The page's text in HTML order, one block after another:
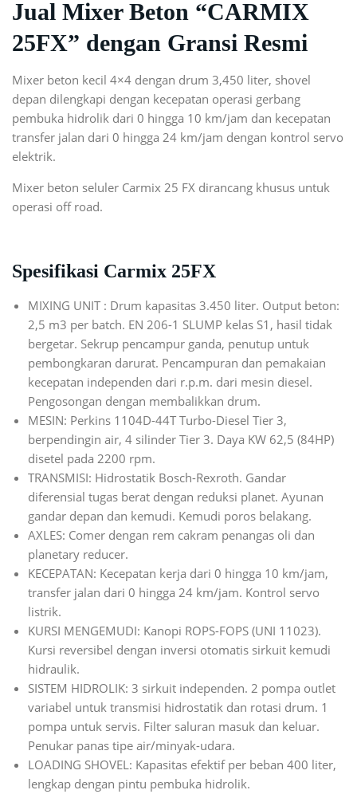
Jual Mixer Beton “CARMIX
25FX” dengan Gransi Resmi
Mixer beton kecil 4×4 dengan drum 3,450 liter, shovel
depan dilengkapi dengan kecepatan operasi gerbang
pembuka hidrolik dari 0 hingga 10 km/jam dan kecepatan
transfer jalan dari 0 hingga 24 km/jam dengan kontrol servo
elektrik.
Mixer beton seluler Carmix 25 FX dirancang khusus untuk
operasi off road.
Spesifikasi Carmix 25FX
MIXING UNIT : Drum kapasitas 3.450 liter. Output beton:
2,5 m3 per batch. EN 206-1 SLUMP kelas S1, hasil tidak
bergetar. Sekrup pencampur ganda, penutup untuk
pembongkaran darurat. Pencampuran dan pemakaian
kecepatan independen dari r.p.m. dari mesin diesel.
Pengosongan dengan membalikkan drum.
MESIN: Perkins 1104D-44T Turbo-Diesel Tier 3,
berpendingin air, 4 silinder Tier 3. Daya KW 62,5 (84HP)
disetel pada 2200 rpm.
TRANSMISI: Hidrostatik Bosch-Rexroth. Gandar
diferensial tugas berat dengan reduksi planet. Ayunan
gandar depan dan kemudi. Kemudi poros belakang.
AXLES: Comer dengan rem cakram penangas oli dan
planetary reducer.
KECEPATAN: Kecepatan kerja dari 0 hingga 10 km/jam,
transfer jalan dari 0 hingga 24 km/jam. Kontrol servo
listrik.
KURSI MENGEMUDI: Kanopi ROPS-FOPS (UNI 11023).
Kursi reversibel dengan inversi otomatis sirkuit kemudi
hidraulik.
SISTEM HIDROLIK: 3 sirkuit independen. 2 pompa outlet
variabel untuk transmisi hidrostatik dan rotasi drum. 1
pompa untuk servis. Filter saluran masuk dan keluar.
Penukar panas tipe air/minyak-udara.
LOADING SHOVEL: Kapasitas efektif per beban 400 liter,
lengkap dengan pintu pembuka hidrolik.